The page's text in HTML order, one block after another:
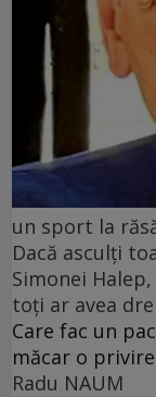
un sport la
Dacă asculți
Simonei
toți ar avea
Care fac un
măcar o
Radu NAUM